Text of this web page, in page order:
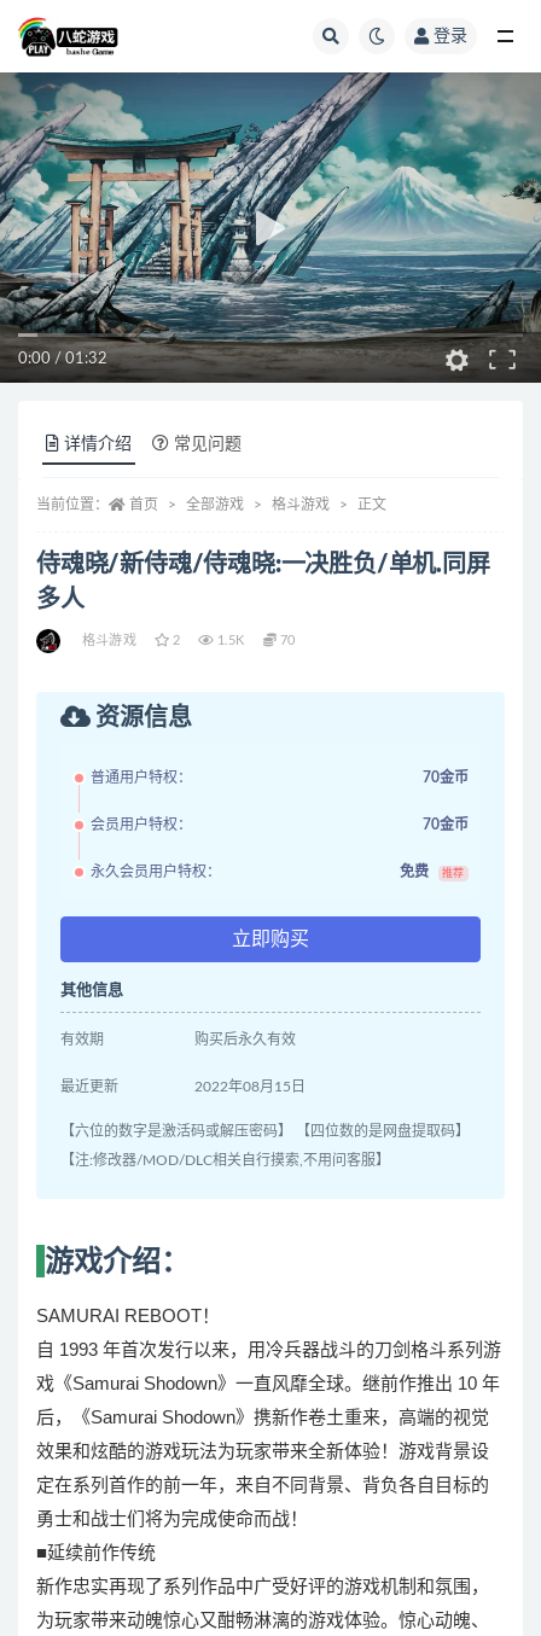
登录
0:00 /01:32
详情介绍 常见问题
当前位置： 首页 全部游戏 格斗游戏 正文
侍魂晓/新侍魂/侍魂晓:一决胜负/单机.同屏
多人
格斗游戏 2 1.5K 70
资源信息
普通用户特权： 70金币
会员用户特权： 70金币
永久会员用户特权： 免费 推荐
立即购买
其他信息
有效期 购买后永久有效
最近更新 2022年08月15日
【六位的数字是激活码或解压密码】 【四位数的是网盘提取码】
【注:修改器/MOD/DLC相关自行摸索,不用问客服】
游戏介绍：
SAMURAI REBOOT！
自 1993 年首次发行以来，用冷兵器战斗的刀剑格斗系列游
戏《Samurai Shodown》一直风靡全球。继前作推出 10 年
后，《Samurai Shodown》携新作卷土重来，高端的视觉
效果和炫酷的游戏玩法为玩家带来全新体验！游戏背景设
定在系列首作的前一年，来自不同背景、背负各自目标的
勇士和战士们将为完成使命而战！
■延续前作传统
新作忠实再现了系列作品中广受好评的游戏机制和氛围，
为玩家带来动魄惊心又酣畅淋漓的游戏体验。惊心动魄、